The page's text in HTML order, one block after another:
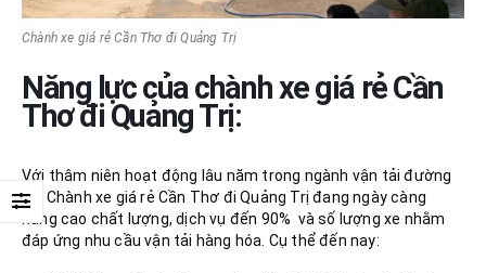
Chành xe giá rẻ Cần Thơ đi Quảng Trị
Năng lực của chành xe giá rẻ Cần
Thơ đi Quảng Trị:
Với thâm niên hoạt động lâu năm trong ngành vận tải đường
bộ, Chành xe giá rẻ Cần Thơ đi Quảng Trị đang ngày càng
nâng cao chất lượng, dịch vụ đến 90% và số lượng xe nhằm
đáp ứng nhu cầu vận tải hàng hóa. Cụ thể đến nay: